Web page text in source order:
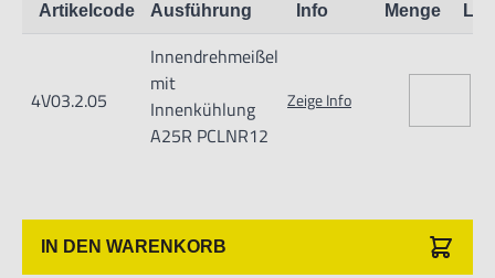
Anwender sowie Handwerker geeignet.
Nur für den vorhergesehenen Verwendungszweck geeignet.
Unsachgemäße Verwendung kann zu Schäden und
Verletzungen führen.
Varsseveld/ Netherlands, email: Info@hogetex.com
Artikelcode Ausführung Info Menge
4V03.2.05
Innendrehmeißel
mit
Innenkühlung
A25R PCLNR12
Zeige Info
IN DEN WARENKORB